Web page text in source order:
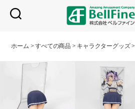
フ
ン
ホーム >すべての商品 > キャラクターグッズ>